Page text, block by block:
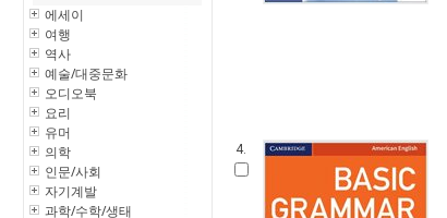
에세이
여행
역사
예술/대중문화
오디오북
요리
유머
의학
인문/사회
자기계발
과학/수학/생태
4.